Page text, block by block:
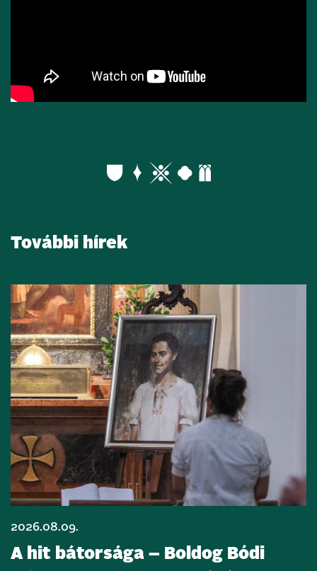
További hírek
2026.08.09.
A hit bátorsága – Boldog Bódi